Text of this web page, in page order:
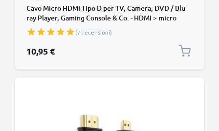
Cavo Micro HDMI Tipo D per TV, Camera, DVD / Blu-
ray Player, Gaming Console & Co. - HDMI > micro
HDMI TV, DVD, Blu-Ray, fotocamera, monitor,
lunghezza 3m trasmissione segnale video & audio
impeccabile
(7 recensioni)
10,95 €